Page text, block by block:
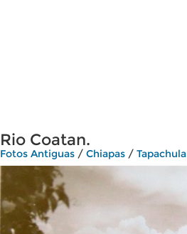
Rio Coatan.
Fotos Antiguas / Chiapas / Tapachula